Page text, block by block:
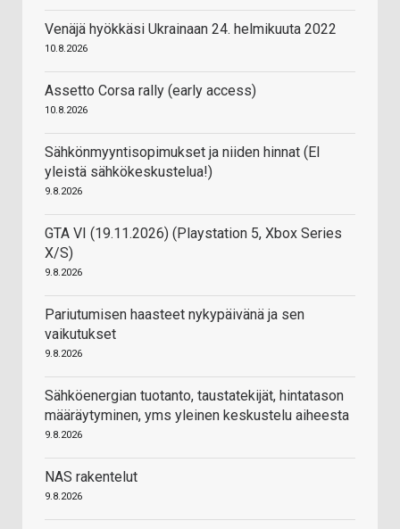
Venäjä hyökkäsi Ukrainaan 24. helmikuuta 2022
10.8.2026
Assetto Corsa rally (early access)
10.8.2026
Sähkönmyyntisopimukset ja niiden hinnat (EI
yleistä sähkökeskustelua!)
9.8.2026
GTA VI (19.11.2026) (Playstation 5, Xbox Series
X/S)
9.8.2026
Pariutumisen haasteet nykypäivänä ja sen
vaikutukset
9.8.2026
Sähköenergian tuotanto, taustatekijät, hintatason
määräytyminen, yms yleinen keskustelu aiheesta
9.8.2026
NAS rakentelut
9.8.2026